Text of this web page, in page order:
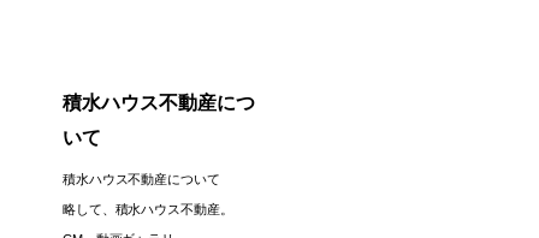
積水ハウス不動産につ
いて
積水ハウス不動産について
略して、積水ハウス不動産。